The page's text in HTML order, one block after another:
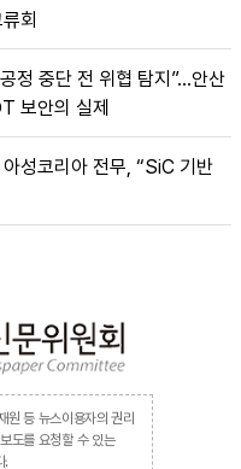
회
정 중단 전 위협 탐지”…안산
보안의 실제
성코리아 전무, “SiC 기반
원 등 뉴스이용자의 권리
도를 요청할 수 있는
.